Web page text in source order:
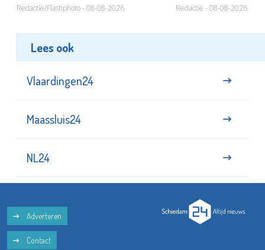
Redactie/Flashphoto - 08-08-2026 Redactie - 08-08-2026
Lees ook
Vlaardingen24
Maassluis24
NL24
Adverteren
Contact